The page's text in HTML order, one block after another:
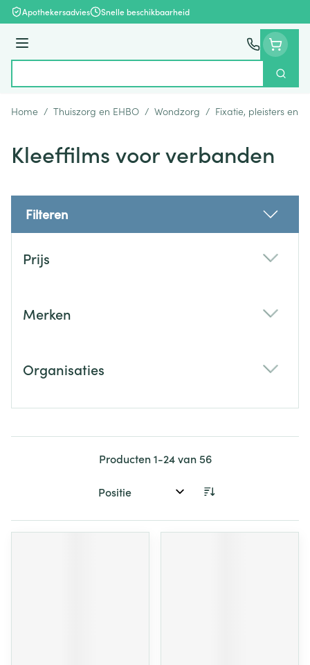
Ga naar de inhoud
Apothekersadvies Snelle beschikbaarheid
Menu
Zoek
Home / Thuiszorg en EHBO / Wondzorg / Fixatie, pleisters en
Kleeffilms voor verbanden
Filteren
Prijs
Merken
Organisaties
Producten1-24van56
Sorteer op: